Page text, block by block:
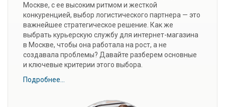
Москве, с ее высоким ритмом и жесткой
конкуренцией, выбор логистического партнера — это
важнейшее стратегическое решение. Как же
выбрать курьерскую службу для интернет-магазина
в Москве, чтобы она работала на рост, а не
создавала проблемы? Давайте разберем основные
и ключевые критерии этого выбора.
Подробнее...